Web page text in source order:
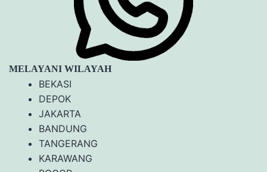
MELAYANI WILAYAH
BEKASI
DEPOK
JAKARTA
BANDUNG
TANGERANG
KARAWANG